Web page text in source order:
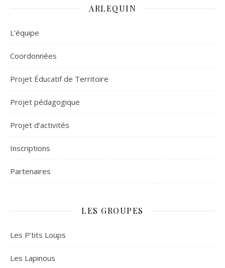
ARLEQUIN
L’équipe
Coordonnées
Projet Éducatif de Territoire
Projet pédagogique
Projet d’activités
Inscriptions
Partenaires
LES GROUPES
Les P’tits Loups
Les Lapinous